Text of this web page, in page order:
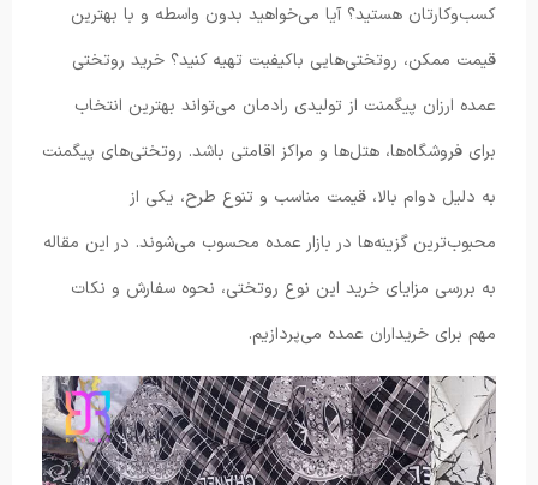
کسب‌وکارتان هستید؟ آیا می‌خواهید بدون واسطه و با بهترین
قیمت ممکن، روتختی‌هایی باکیفیت تهیه کنید؟ خرید روتختی
عمده ارزان پیگمنت از تولیدی رادمان می‌تواند بهترین انتخاب
برای فروشگاه‌ها، هتل‌ها و مراکز اقامتی باشد. روتختی‌های پیگمنت
به دلیل دوام بالا، قیمت مناسب و تنوع طرح، یکی از
محبوب‌ترین گزینه‌ها در بازار عمده محسوب می‌شوند. در این مقاله
به بررسی مزایای خرید این نوع روتختی، نحوه سفارش و نکات
مهم برای خریداران عمده می‌پردازیم.